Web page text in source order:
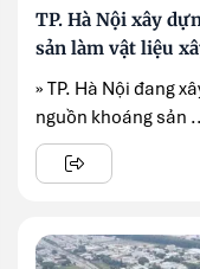
TP. Hà Nội xây
sản làm vật liệu
» TP. Hà Nội đang
nguồn khoáng sản